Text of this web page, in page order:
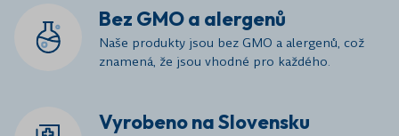
Bez GMO a alergenů
Naše produkty jsou bez GMO a alergenů, což
znamená, že jsou vhodné pro každého.
Vyrobeno na Slovensku